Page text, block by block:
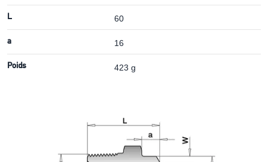
L 60
a 16
Poids 423 g